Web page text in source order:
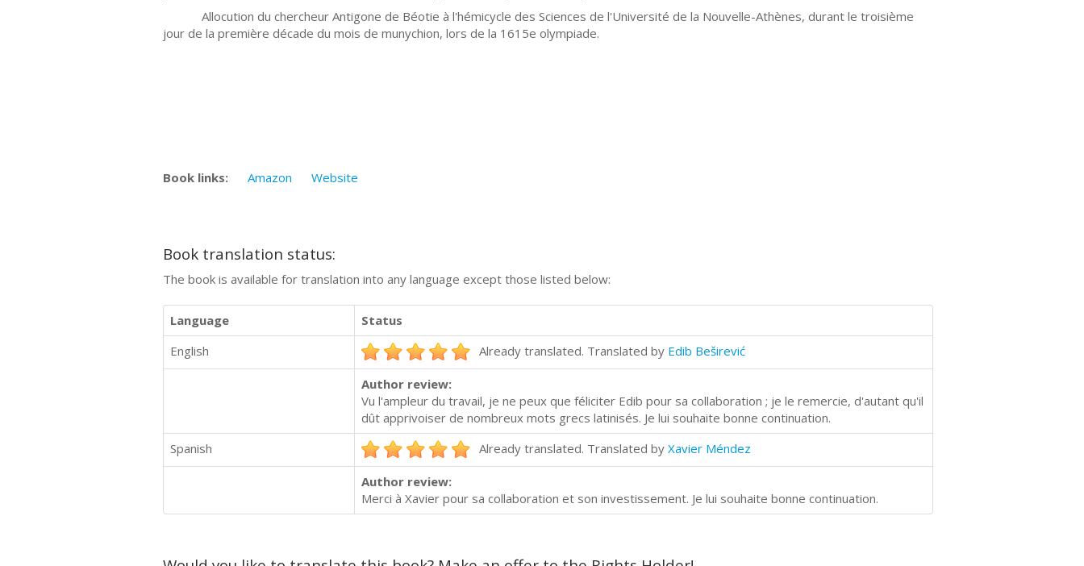
Allocution du chercheur Antigone de Béotie à l'hémicycle des Sciences de l'Université de la Nouvelle-Athènes, durant le troisième
jour de la première décade du mois de munychion, lors de la 1615e olympiade.
Book links: Amazon Website
Book translation status:
The book is available for translation into any language except those listed below:
Language
Status
English
Already translated. Translated by Edib Beširević
Author review:
Vu l'ampleur du travail, je ne peux que féliciter Edib pour sa collaboration ; je le remercie, d'autant qu'il
dût apprivoiser de nombreux mots grecs latinisés. Je lui souhaite bonne continuation.
Spanish
Already translated. Translated by Xavier Méndez
Author review:
Merci à Xavier pour sa collaboration et son investissement. Je lui souhaite bonne continuation.